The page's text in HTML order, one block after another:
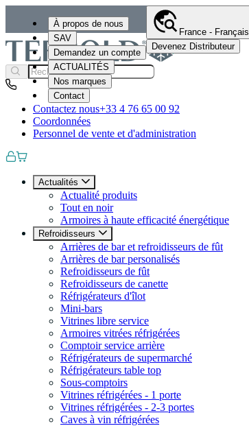
À propos de nous
SAV
Demandez un compte
ACTUALITÉS
Nos marques
Contact
France - Français
Devenez Distributeur
Contactez nous+33 4 76 65 00 92
Coordonnées
Personnel de vente et d'administration
Actualités
Actualité produits
Tout en noir
Armoires à haute efficacité énergétique
Refroidisseurs
Arrières de bar et refroidisseurs de fût
Arrières de bar personalisés
Refroidisseurs de fût
Refroidisseurs de canette
Réfrigérateurs d'îlot
Mini-bars
Vitrines libre service
Armoires vitrées réfrigérées
Comptoir service arrière
Réfrigérateurs de supermarché
Réfrigérateurs table top
Sous-comptoirs
Vitrines réfrigérées - 1 porte
Vitrines réfrigérées - 2-3 portes
Caves à vin réfrigérées